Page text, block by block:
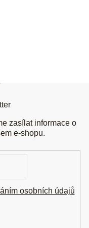
zasílat informace o
e-shopu.
osobních údajů